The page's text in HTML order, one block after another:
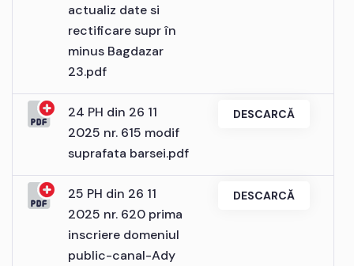
actualiz date si
rectificare supr în
minus Bagdazar
23.pdf
24 PH din 26 11
2025 nr. 615 modif
suprafata barsei.pdf
DESCARCĂ
25 PH din 26 11
2025 nr. 620 prima
inscriere domeniul
public-canal-Ady
DESCARCĂ